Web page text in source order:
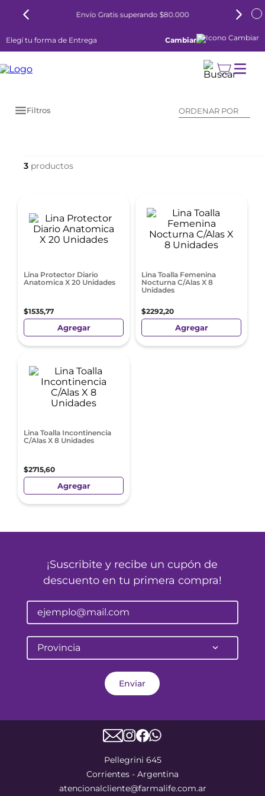
Envío Gratis superando $80.000
Elegí tu forma de Entrega Cambiar
Filtros ORDENAR POR
3
Lina Protector Diario
Anatomica X 20 Unidades
$1535,77
Agregar
Lina Toalla Femenina
Nocturna C/Alas X 8
Unidades
$2292,20
Agregar
Lina Toalla Incontinencia
C/Alas X 8 Unidades
$2715,60
Agregar
¡Suscribite y recibe un cupón de
descuento en tu primera compra!
Provincia
Enviar
Pellegrini 645
Corrientes - Argentina
atencionalcliente@farmalife.com.ar